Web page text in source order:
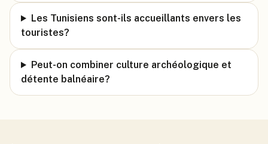
Les Tunisiens sont-ils accueillants envers les
touristes?
Peut-on combiner culture archéologique et
détente balnéaire?